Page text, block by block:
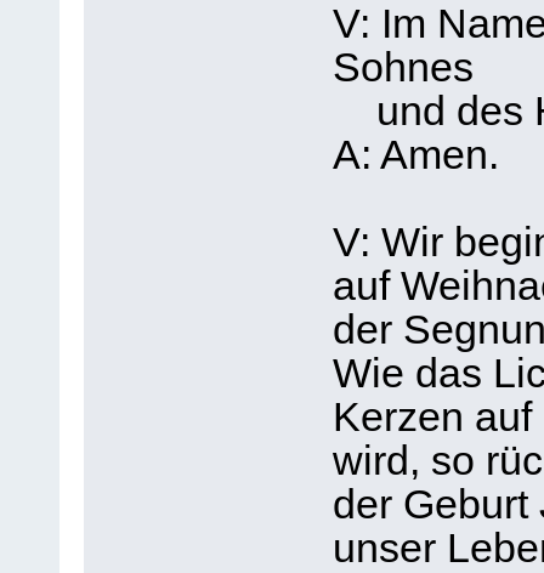
V: Im
Sohnes
und des
A: Amen.
V: Wir
auf
der
Wie das
Kerzen
wird, so
der Geburt
unser